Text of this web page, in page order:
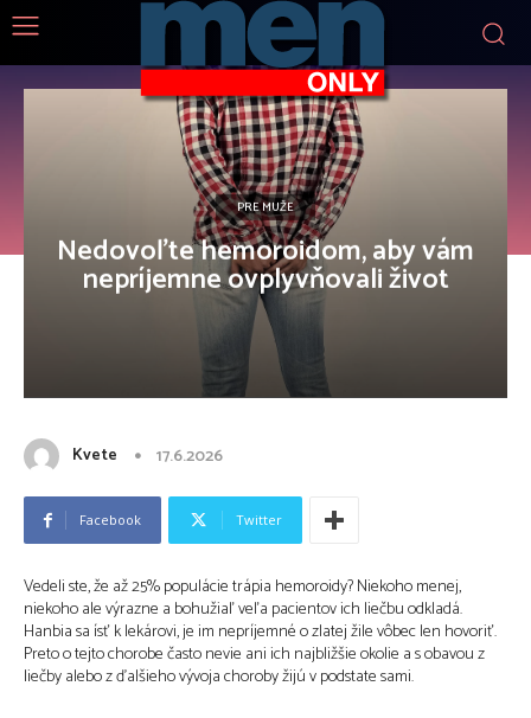
PRE MUŽE
Nedovoľte hemoroidom, aby vám
nepríjemne ovplyvňovali život
Kvete 17.6.2026
Facebook Twitter
Vedeli ste, že až 25% populácie trápia hemoroidy? Niekoho menej,
niekoho ale výrazne a bohužiaľ veľa pacientov ich liečbu odkladá.
Hanbia sa ísť k lekárovi, je im nepríjemné o zlatej žile vôbec len hovoriť.
Preto o tejto chorobe často nevie ani ich najbližšie okolie a s obavou z
liečby alebo z ďalšieho vývoja choroby žijú v podstate sami.